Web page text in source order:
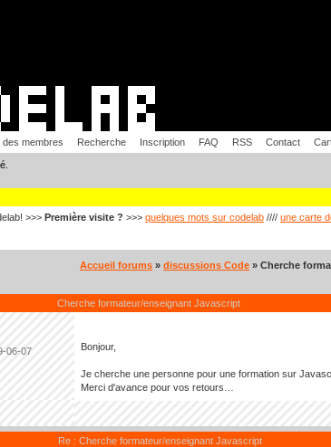
des membres Recherche Inscription FAQ RSS Contact
>>> Première visite ? >>> quelques mots sur codelab //// une carte
Accueil forums » discussions Code » Cherche
Cherche formateur/enseignant Javascript
06-07
Bonjour,
Je cherche une personne pour une formation sur
Merci d'avance pour vos retours…
Re : Cherche formateur/enseignant Javascript